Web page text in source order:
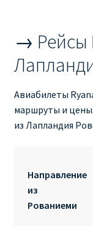
ДЕШЕВЫЕ
ДЕШЕВЫЕ
ДЕШЕВЫЕ
ДЕШЕВЫЕ
ДЕШЕВЫЕ
→ Рейсы
Авиабилеты
маршруты и
из Лапландия
Направление
из
Рованиеми